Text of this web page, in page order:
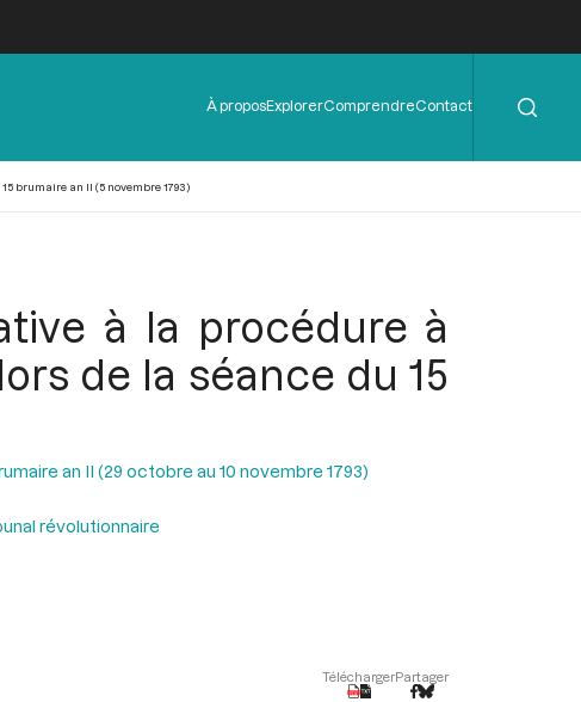
Menu
de
À proposExplorerComprendreContact
brumaire an II (5 novembre 1793)
à la procédure à
de la séance du 15
an II (29 octobre au 10 novembre 1793)
révolutionnaire
TéléchargerPartager